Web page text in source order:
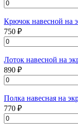
Крючок навесной на
750 ₽
Лоток навесной на
890 ₽
Полка навесная на
770 ₽